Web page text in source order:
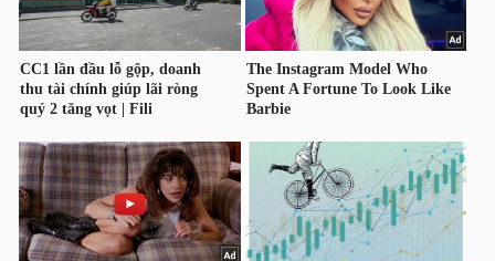
(-)
Dịch
vụ
(-)
Đào